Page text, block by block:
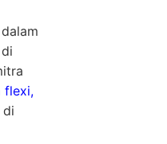
flexi,
di